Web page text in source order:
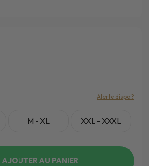
M - XL XXL - XXXL
Alerte dispo ?
AJOUTER AU PANIER